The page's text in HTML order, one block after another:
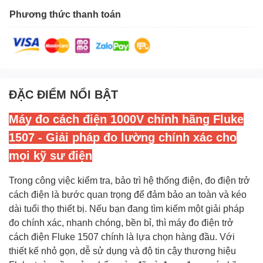
Phương thức thanh toán
ĐẶC ĐIỂM NỔI BẬT
Máy đo cách điện 1000V chính hãng Fluke
1507 - Giải pháp đo lường chính xác cho
mọi kỹ sư điện
Trong công việc kiểm tra, bảo trì hệ thống điện, đo điện trở
cách điện là bước quan trọng để đảm bảo an toàn và kéo
dài tuổi thọ thiết bị. Nếu bạn đang tìm kiếm một giải pháp
đo chính xác, nhanh chóng, bền bỉ, thì máy đo điện trở
cách điện Fluke 1507 chính là lựa chọn hàng đầu. Với
thiết kế nhỏ gọn, dễ sử dụng và độ tin cậy thương hiệu